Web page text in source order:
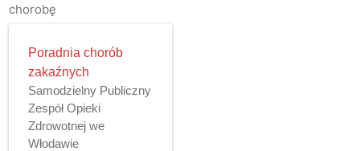
chorobę
Poradnia chorób
zakaźnych
Samodzielny Publiczny
Zespół Opieki
Zdrowotnej we
Włodawie